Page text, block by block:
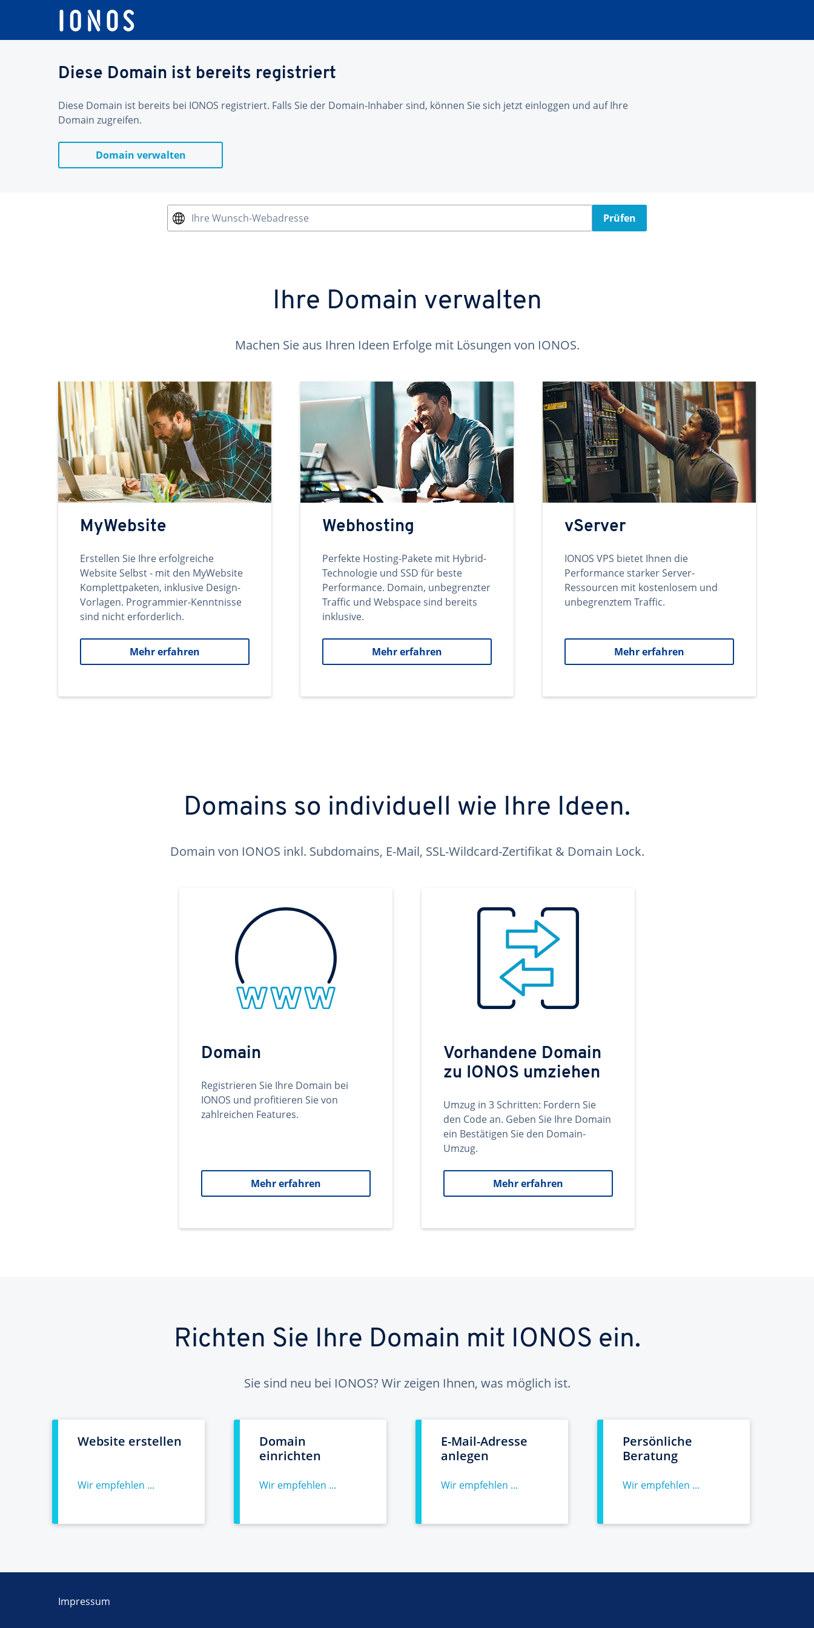
Diese Domain ist bereits registriert
Diese Domain ist bereits bei IONOS registriert. Falls Sie der Domain-Inhaber sind, können Sie sich jetzt einloggen und auf Ihre
Domain zugreifen.
Domain verwalten
Ihre Wunsch-Webadresse Prüfen
Ihre Domain verwalten
Machen Sie aus Ihren Ideen Erfolge mit Lösungen von IONOS.
MyWebsite
Erstellen Sie Ihre erfolgreiche
Website Selbst - mit den MyWebsite
Komplettpaketen, inklusive Design-
Vorlagen. Programmier-Kenntnisse
sind nicht erforderlich.
Mehr erfahren
Webhosting
Perfekte Hosting-Pakete mit Hybrid-
Technologie und SSD für beste
Performance. Domain, unbegrenzter
Traffic und Webspace sind bereits
inklusive.
Mehr erfahren
vServer
IONOS VPS bietet Ihnen die
Performance starker Server-
Ressourcen mit kostenlosem und
unbegrenztem Traffic.
Mehr erfahren
Domains so individuell wie Ihre Ideen.
Domain von IONOS inkl. Subdomains, E-Mail, SSL-Wildcard-Zertifikat & Domain Lock.
Domain
Registrieren Sie Ihre Domain bei
IONOS und profitieren Sie von
zahlreichen Features.
Mehr erfahren
Vorhandene Domain
zu IONOS umziehen
Umzug in 3 Schritten: Fordern Sie
den Code an. Geben Sie Ihre Domain
ein Bestätigen Sie den Domain-
Umzug.
Mehr erfahren
Richten Sie Ihre Domain mit IONOS ein.
Sie sind neu bei IONOS? Wir zeigen Ihnen, was möglich ist.
Website erstellen
Wir empfehlen ...
Domain
einrichten
Wir empfehlen ...
E-Mail-Adresse
anlegen
Wir empfehlen ...
Persönliche
Beratung
Wir empfehlen ...
Impressum